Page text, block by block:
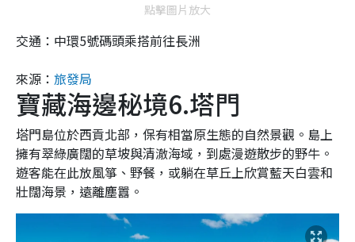
點擊圖片放大
交通：中環5號碼頭乘搭前往長洲
來源： 旅發局
寶藏海邊秘境6.塔門
塔門島位於西貢北部，保有相當原生態的自然景觀。島上
擁有翠綠廣闊的草坡與清澈海域，到處漫遊散步的野牛。
遊客能在此放風箏、野餐，或躺在草丘上欣賞藍天白雲和
壯闊海景，遠離塵囂。